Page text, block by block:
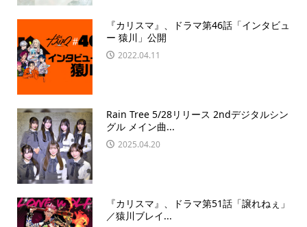
『カリスマ』、ドラマ第46話「インタビュ
ー 猿川」公開
2022.04.11
Rain Tree 5/28リリース 2ndデジタルシン
グル メイン曲...
2025.04.20
『カリスマ』、ドラマ第51話「譲れねぇ」
／猿川ブレイ...